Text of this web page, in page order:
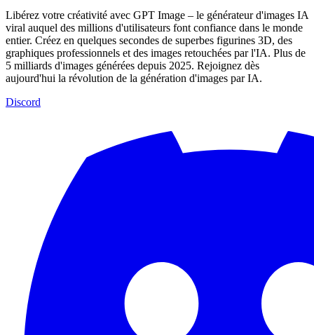
Libérez votre créativité avec GPT Image – le générateur d'images IA
viral auquel des millions d'utilisateurs font confiance dans le monde
entier. Créez en quelques secondes de superbes figurines 3D, des
graphiques professionnels et des images retouchées par l'IA. Plus de
5 milliards d'images générées depuis 2025. Rejoignez dès
aujourd'hui la révolution de la génération d'images par IA.
Discord